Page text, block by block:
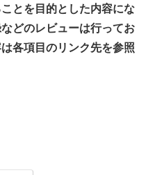
とを目的とした内容にな
どのレビューは行ってお
各項目のリンク先を参照